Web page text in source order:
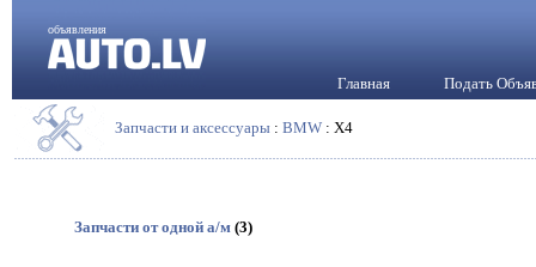
объявления
Главная Подать
Запчасти и аксессуары : BMW : X4
Запчасти от одной а/м (3)